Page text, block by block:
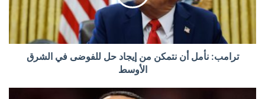
ترامب: نأمل أن نتمكن من إيجاد حل للفوضى في الشرق
الأوسط